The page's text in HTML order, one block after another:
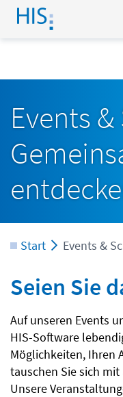
Events
Start Events &
Seien Sie
Auf unseren Events
HIS-Software
Möglichkeiten, Ihren
tauschen Sie sich
Unsere